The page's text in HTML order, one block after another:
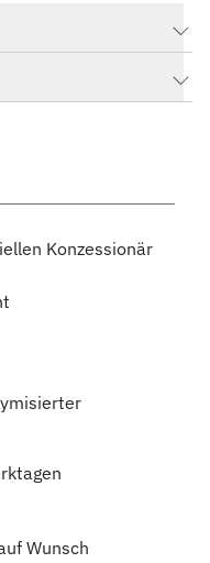
Konzessionär
Wunsch